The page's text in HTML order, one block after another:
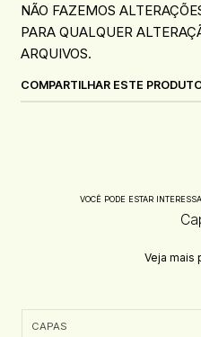
NÃO FAZEMOS
PARA QUALQUER
ARQUIVOS.
COMPARTILHAR ESTE
VOCÊ PODE ESTAR
Veja mais
CAPAS